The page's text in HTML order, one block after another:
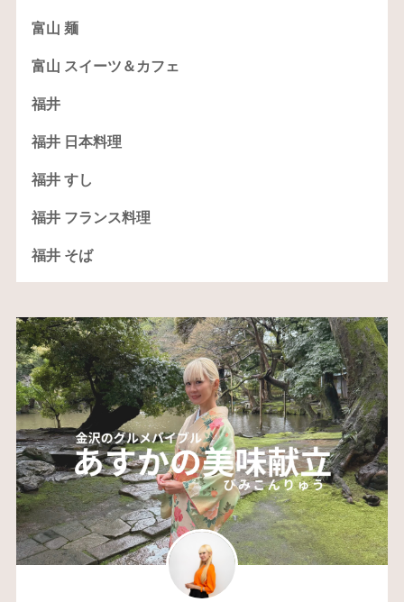
富山 麺
富山 スイーツ＆カフェ
福井
福井 日本料理
福井 すし
福井 フランス料理
福井 そば